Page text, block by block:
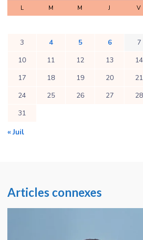
L M M J V
3
4 5 6 7
10
11 12 13 14
17
18 19 20 21
24
25 26 27 28
31
« Juil
Articles connexes